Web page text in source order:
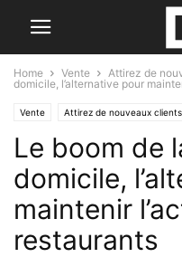
Home Vente Attirez de
domicile, l’alternative pour
Vente Attirez de nouveaux clients
Les difficultés
Le boom de
domicile,
maintenir
restaurants